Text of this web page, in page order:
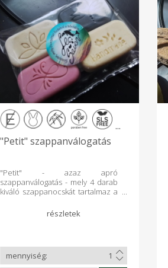
...
"Petit" szappanválogatás
"Petit" - azaz apró
szappanválogatás - mely 4 darab
kiváló szappanocskát tartalmaz a
kínálatából. A szappanok mérete
és súlya: 5,5 x 4 x 2 cm, 40 gr A
tengeri iszappal és keserű
mandula illóolajjal) Csendes éj (